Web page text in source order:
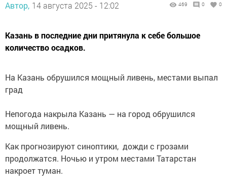
Автор, 14 августа 2025 - 12:02 469 0 0
Казань в последние дни притянула к себе большое
количество осадков.
На Казань обрушился мощный ливень, местами выпал
град
Непогода накрыла Казань — на город обрушился
мощный ливень.
Как прогнозируют синоптики, дожди с грозами
продолжатся. Ночью и утром местами Татарстан
накроет туман.